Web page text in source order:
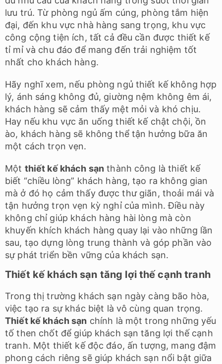
lưu trú. Từ phòng ngủ ấm cúng, phòng tắm hiện
đại, đến khu vực nhà hàng sang trọng, khu vực
công cộng tiện ích, tất cả đều cần được thiết kế
tỉ mỉ và chu đáo để mang đến trải nghiệm tốt
nhất cho khách hàng.
Hãy nghĩ xem, nếu phòng ngủ thiết kế không hợp
lý, ánh sáng không đủ, giường nệm không êm ái,
khách hàng sẽ cảm thấy mệt mỏi và khó chịu.
Hay nếu khu vực ăn uống thiết kế chật chội, ồn
ào, khách hàng sẽ không thể tận hưởng bữa ăn
một cách trọn vẹn.
Một thiết kế khách sạn thành công là thiết kế
biết “chiều lòng” khách hàng, tạo ra không gian
mà ở đó họ cảm thấy được thư giãn, thoải mái và
tận hưởng trọn vẹn kỳ nghỉ của mình. Điều này
không chỉ giúp khách hàng hài lòng mà còn
khuyến khích khách hàng quay lại vào những lần
sau, tạo dựng lòng trung thành và góp phần vào
sự phát triển bền vững của khách sạn.
Thiết kế khách sạn tăng lợi thế cạnh tranh
Trong thị trường khách sạn ngày càng bão hòa,
việc tạo ra sự khác biệt là vô cùng quan trọng.
Thiết kế khách sạn chính là một trong những yếu
tố then chốt để giúp khách sạn tăng lợi thế cạnh
tranh. Một thiết kế độc đáo, ấn tượng, mang đậm
phong cách riêng sẽ giúp khách sạn nổi bật giữa